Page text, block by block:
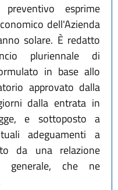
esprime
dell'Azienda
solare. È redatto
pluriennale di
in base allo
approvato dalla
dalla entrata in
e sottoposto a
adeguamenti a
da una relazione
generale, che ne